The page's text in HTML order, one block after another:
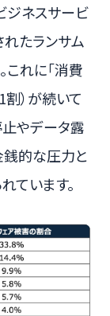
ジネスサービ
れたランサム
れに「消費
割）が続いて
止やデータ露
的な圧力と
ています。